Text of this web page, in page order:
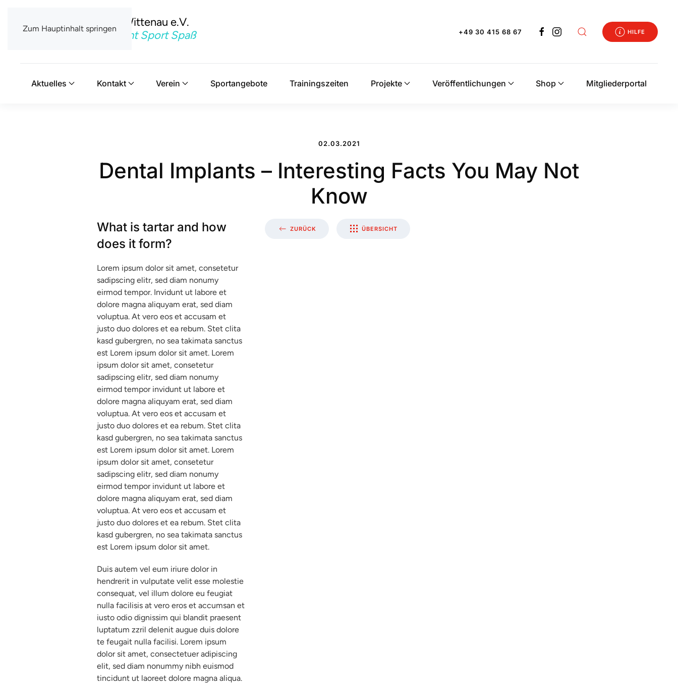
Zum Hauptinhalt springenTSV Berlin-Wittenau e.V.
Mit uns macht Sport Spaß
+49 30 415 68 67 HILFE
Aktuelles Kontakt Verein Sportangebote Trainingszeiten Projekte Veröffentlichungen Shop Mitgliederportal
02.03.2021
Dental Implants – Interesting Facts You May Not
Know
What is tartar and how
does it form?
Lorem ipsum dolor sit amet, consetetur
sadipscing elitr, sed diam nonumy
eirmod tempor. Invidunt ut labore et
dolore magna aliquyam erat, sed diam
voluptua. At vero eos et accusam et
justo duo dolores et ea rebum. Stet clita
kasd gubergren, no sea takimata sanctus
est Lorem ipsum dolor sit amet. Lorem
ipsum dolor sit amet, consetetur
sadipscing elitr, sed diam nonumy
eirmod tempor invidunt ut labore et
dolore magna aliquyam erat, sed diam
voluptua. At vero eos et accusam et
justo duo dolores et ea rebum. Stet clita
kasd gubergren, no sea takimata sanctus
est Lorem ipsum dolor sit amet. Lorem
ipsum dolor sit amet, consetetur
sadipscing elitr, sed diam nonumy
eirmod tempor invidunt ut labore et
dolore magna aliquyam erat, sed diam
voluptua. At vero eos et accusam et
justo duo dolores et ea rebum. Stet clita
kasd gubergren, no sea takimata sanctus
est Lorem ipsum dolor sit amet.
Duis autem vel eum iriure dolor in
hendrerit in vulputate velit esse molestie
consequat, vel illum dolore eu feugiat
nulla facilisis at vero eros et accumsan et
iusto odio dignissim qui blandit praesent
luptatum zzril delenit augue duis dolore
te feugait nulla facilisi. Lorem ipsum
dolor sit amet, consectetuer adipiscing
elit, sed diam nonummy nibh euismod
tincidunt ut laoreet dolore magna aliqua.
ZURÜCK ÜBERSICHT